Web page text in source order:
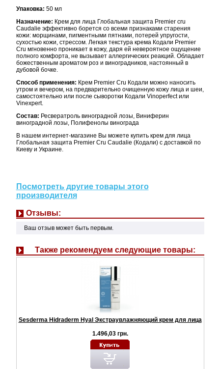
Упаковка: 50 мл
Назначение: Крем для лица Глобальная защита Premier cru
Caudalie эффективно борется со всеми признаками старения
кожи: морщинами, пигментными пятнами, потерей упругости,
сухостью кожи, стрессом. Легкая текстура крема Кодали Premier
Cru мгновенно проникает в кожу, даря ей невероятное ощущение
полного комфорта, не вызывает аллергических реакций. Обладает
божественным ароматом роз и виноградников, настоянный в
дубовой бочке.
Способ применения: Крем Premier Cru Кодали можно наносить
утром и вечером, на предварительно очищенную кожу лица и шеи,
самостоятельно или после сыворотки Кодали Vinoperfect или
Vinexpert.
Состав: Ресвератроль виноградной лозы, Виниферин
виноградной лозы, Полифенолы винограда
В нашем интернет-магазине Вы можете купить крем для лица
Глобальная защита Premier Cru Caudalie (Кодали) с доставкой по
Киеву и Украине.
Посмотреть другие товары этого
производителя
Отзывы:
Ваш отзыв может быть первым.
Также рекомендуем следующие товары:
Sesderma Hidraderm Hyal Экстраувлажняющий крем для лица
1.496,03 грн.